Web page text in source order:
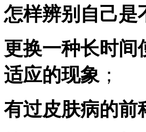
怎样辨别自己是
更换一种长时间
适应的现象；
有过皮肤病的前